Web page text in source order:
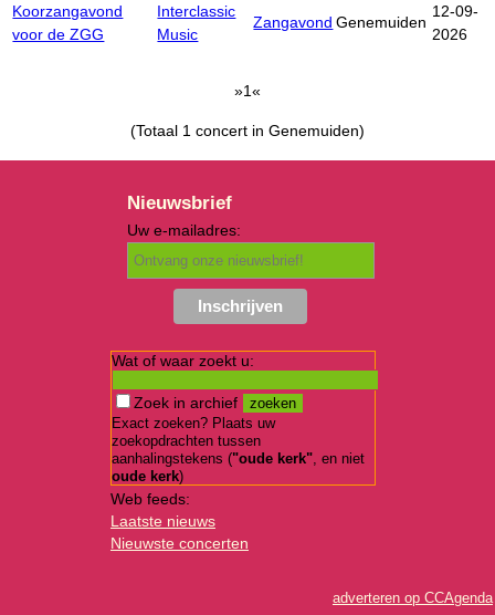
Koorzangavond
voor de ZGG
Interclassic
Music
Zangavond Genemuiden
12-09-
2026
»1«
(Totaal 1 concert in Genemuiden)
Nieuwsbrief
Uw e-mailadres:
Wat of waar zoekt u:
Zoek in archief
Exact zoeken? Plaats uw
zoekopdrachten tussen
aanhalingstekens ("oude kerk", en niet
oude kerk)
Web feeds:
Laatste nieuws
Nieuwste concerten
adverteren op CCAgenda